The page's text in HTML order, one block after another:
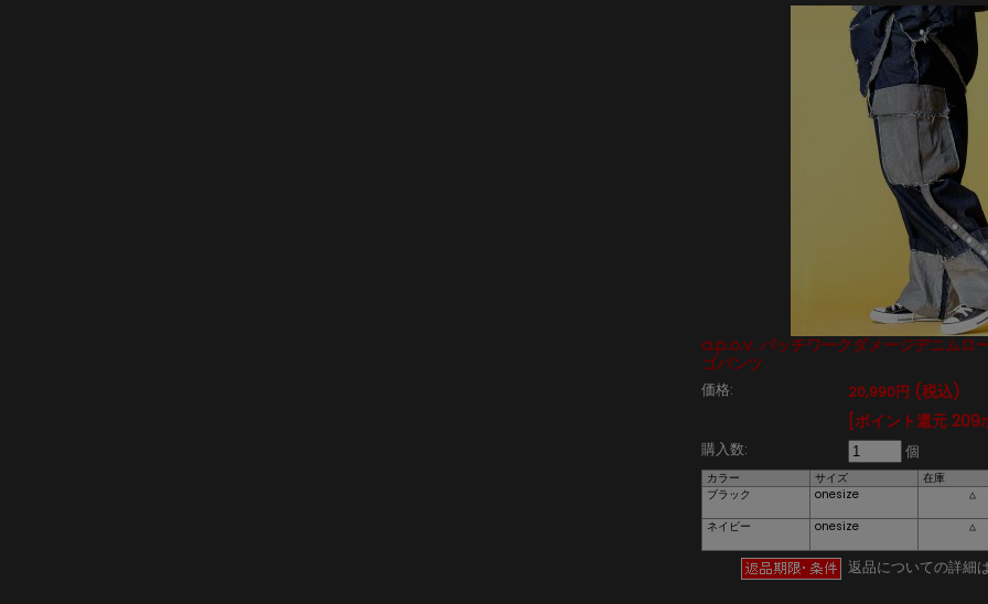
a.p.o.v. パッチワークダメージデニムロ
ゴパンツ
価格: 20,990円 (税込)
[ポイント還元 209
購入数: 個
カラー サイズ 在庫
ブラック
onesize
△
ネイビー
onesize △
返品についての詳細